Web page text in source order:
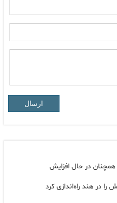
ارسال
همچنان در حال افزایش
را در هند راه‌اندازی کرد